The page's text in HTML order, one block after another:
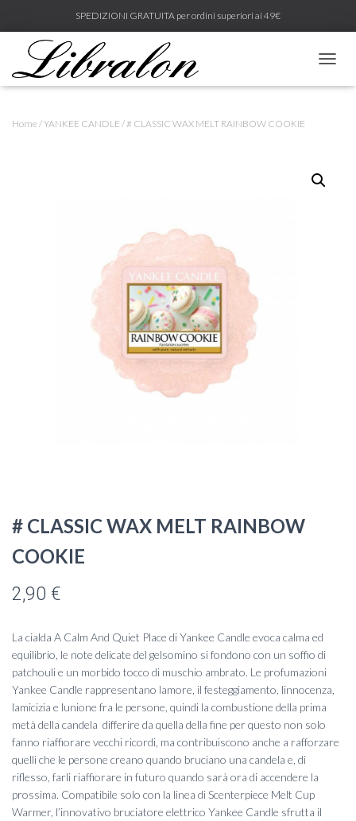
SPEDIZIONI GRATUITA per ordini superiori ai 49€
A
Home /YANKEE CANDLE / # CLASSIC WAX MELT RAINBOW COOKIE
# CLASSIC WAX MELT RAINBOW
COOKIE
2,90 €
La cialda A Calm And Quiet Place di Yankee Candle evoca calma ed
equilibrio, le note delicate del gelsomino si fondono con un soffio di
patchouli e un morbido tocco di muschio ambrato. Le profumazioni
Yankee Candle rappresentano lamore, il festeggiamento, linnocenza,
lamicizia e lunione fra le persone, quindi la combustione della prima
metà della candela differire da quella della fine per questo non solo
fanno riaffiorare vecchi ricordi, ma contribuiscono anche a rafforzare
quelli che le persone creano quando bruciano una candela e, di
riflesso, farli riaffiorare in futuro quando sarà ora di accendere la
prossima. Compatibile solo con la linea di Scenterpiece Melt Cup
Warmer, l’innovativo bruciatore elettrico Yankee Candle sfrutta il